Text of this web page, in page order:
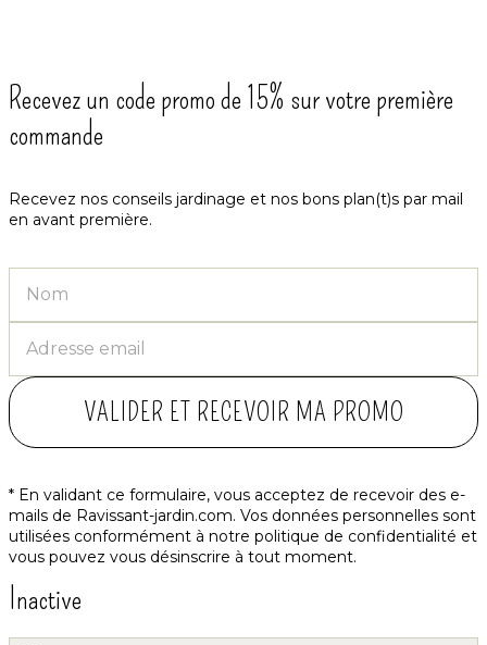
Recevez un code promo de 15% sur votre première
commande
Recevez nos conseils jardinage et nos bons plan(t)s par mail
en avant première.
VALIDER ET RECEVOIR MA PROMO
* En validant ce formulaire, vous acceptez de recevoir des e-
mails de Ravissant-jardin.com. Vos données personnelles sont
utilisées conformément à notre politique de confidentialité et
vous pouvez vous désinscrire à tout moment.
Inactive